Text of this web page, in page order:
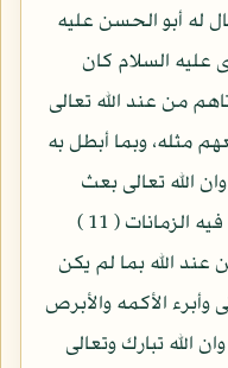
له أبو الحسن عليه
عليه السلام كان
من عند الله تعالى
مثله، وبما أبطل به
الله تعالى بعث
عيسى عليه السلام في وقت ظهرت فيه الزمانات ( 11 )
عند الله بما لم يكن
وأبرء الأكمه والأبرص
الله تبارك وتعالى